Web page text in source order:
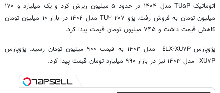
اتوماتیک TU۵P مدل ۱۴۰۴ در حدود ۵ میلیون ریزش کرد و یک میلیارد و ۱۷۰
میلیون تومان به فروش رفت. پژو ۲۰۷ TU۳ مدل ۱۴۰۴ در بازار ۱۰ میلیون تومان
کاهش قیمت داشت و ۷۴۵ میلیون تومان قیمت پیدا کرد.
پژوپارس ELX-XU۷P مدل ۱۴۰۳ به قیمت ۹۰۰ میلیون تومان رسید. پژوپارس
XU۷P مدل ۱۴۰۳ نیز در بازار ۹۹۰ میلیارد تومان قیمت پیدا کرد.